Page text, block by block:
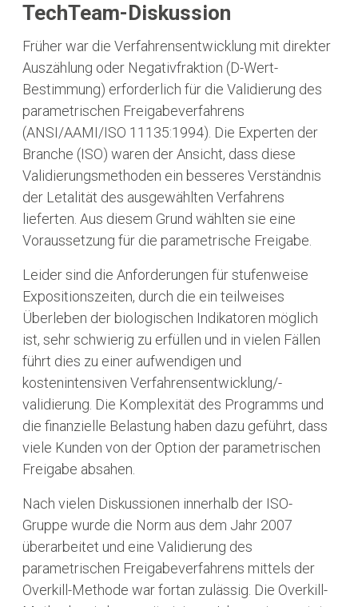
TechTeam-Diskussion
Früher war die Verfahrensentwicklung mit direkter
Auszählung oder Negativfraktion (D-Wert-
Bestimmung) erforderlich für die Validierung des
parametrischen Freigabeverfahrens
(ANSI/AAMI/ISO 11135:1994). Die Experten der
Branche (ISO) waren der Ansicht, dass diese
Validierungsmethoden ein besseres Verständnis
der Letalität des ausgewählten Verfahrens
lieferten. Aus diesem Grund wählten sie eine
Voraussetzung für die parametrische Freigabe.
Leider sind die Anforderungen für stufenweise
Expositionszeiten, durch die ein teilweises
Überleben der biologischen Indikatoren möglich
ist, sehr schwierig zu erfüllen und in vielen Fällen
führt dies zu einer aufwendigen und
kostenintensiven Verfahrensentwicklung/-
validierung. Die Komplexität des Programms und
die finanzielle Belastung haben dazu geführt, dass
viele Kunden von der Option der parametrischen
Freigabe absahen.
Nach vielen Diskussionen innerhalb der ISO-
Gruppe wurde die Norm aus dem Jahr 2007
überarbeitet und eine Validierung des
parametrischen Freigabeverfahrens mittels der
Overkill-Methode war fortan zulässig. Die Overkill-